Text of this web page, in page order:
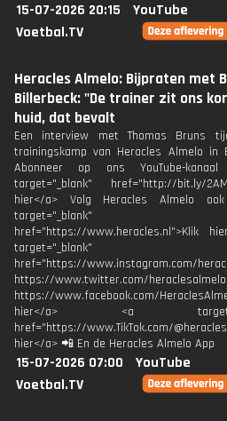
15-07-2026 20:15
YouTube
Voetbal.TV
Heracles Almelo: Bijpraten met
Billerbeck: "De trainer zit ons
huid, dat bevalt
Een interview met Thomas Bruns
trainingskamp van Heracles Almelo in
Abonneer op ons YouTube-
target="_blank" href="http://bit.ly/
hier</a> Volg Heracles Almelo
target="_blank"
href="https://www.heracles.nl">Klik
target="_blank"
href="https://www.instagram.com/
https://www.twitter.com/heraclesalmelo
https://www.facebook.com/
hier</a> <a
href="https://www.TikTok.com/
hier</a> 📲 En de Heracles Almelo App
15-07-2026 07:00
YouTube
Voetbal.TV